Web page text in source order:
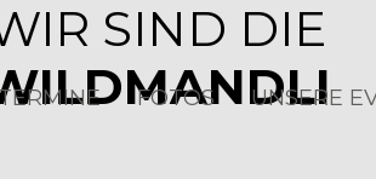
FOTOS UNSERE
SIND DIE